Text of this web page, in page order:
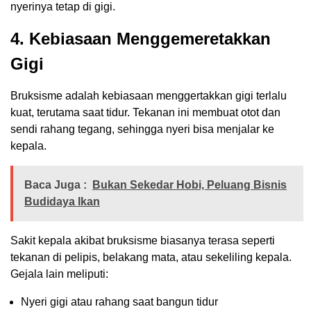
nyerinya tetap di gigi.
4. Kebiasaan Menggemeretakkan
Gigi
Bruksisme adalah kebiasaan menggertakkan gigi terlalu
kuat, terutama saat tidur. Tekanan ini membuat otot dan
sendi rahang tegang, sehingga nyeri bisa menjalar ke
kepala.
Baca Juga :
Bukan Sekedar Hobi, Peluang Bisnis
Budidaya Ikan
Sakit kepala akibat bruksisme biasanya terasa seperti
tekanan di pelipis, belakang mata, atau sekeliling kepala.
Gejala lain meliputi:
Nyeri gigi atau rahang saat bangun tidur